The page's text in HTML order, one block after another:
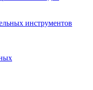
инструментов